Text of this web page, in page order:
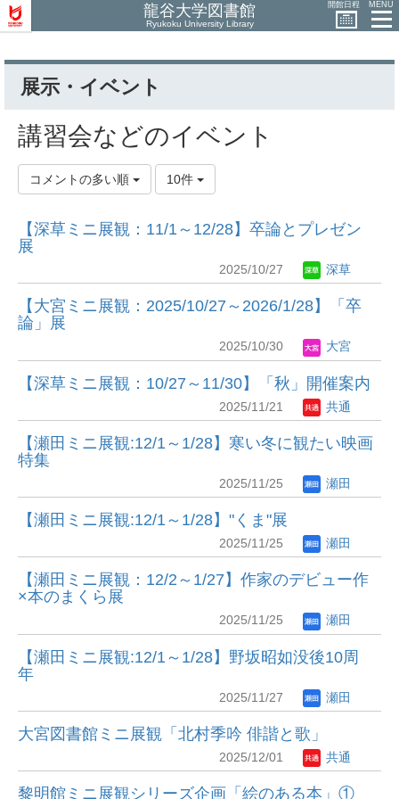
龍谷大学図書館
Ryukoku University Library
開館日程 MENU
展示・イベント
講習会などのイベント
コメントの多い順 10件
【深草ミニ展観：11/1～12/28】卒論とプレゼン
展
2025/10/27 深草
【大宮ミニ展観：2025/10/27～2026/1/28】「卒
論」展
2025/10/30 大宮
【深草ミニ展観：10/27～11/30】「秋」開催案内
2025/11/21 共通
【瀬田ミニ展観:12/1～1/28】寒い冬に観たい映画
特集
2025/11/25 瀬田
【瀬田ミニ展観:12/1～1/28】"くま"展
2025/11/25 瀬田
【瀬田ミニ展観：12/2～1/27】作家のデビュー作
×本のまくら展
2025/11/25 瀬田
【瀬田ミニ展観:12/1～1/28】野坂昭如没後10周
年
2025/11/27 瀬田
大宮図書館ミニ展観「北村季吟 俳諧と歌」
2025/12/01 共通
黎明館ミニ展観シリーズ企画「絵のある本」①